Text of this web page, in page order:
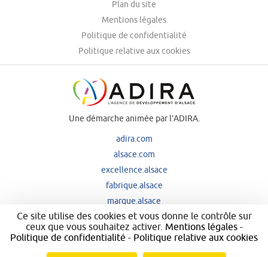
Plan du site
Mentions légales
Politique de confidentialité
Politique relative aux cookies
Une démarche animée par l’ADIRA.
adira.com
alsace.com
excellence.alsace
fabrique.alsace
marque.alsace
Ce site utilise des cookies et vous donne le contrôle sur
ceux que vous souhaitez activer. Mentions légales-
Politique de confidentialité - Politique relative aux cookies